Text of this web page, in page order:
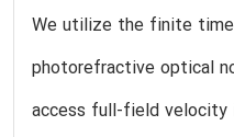
We utilize the finite
photorefractive optical
access full-field